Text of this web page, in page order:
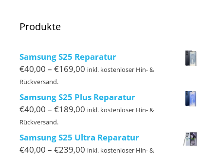
Produkte
Samsung S25 Reparatur
€40,00 – €169,00 Preisspanne:
bis
€169,00
inkl. kostenloser Hin- &
Rückversand.
Samsung S25 Plus Reparatur
€40,00 – €189,00 Preisspanne:
bis
€189,00
inkl. kostenloser Hin- &
Rückversand.
Samsung S25 Ultra Reparatur
€40,00 – €239,00 Preisspanne:
inkl. kostenloser Hin- &